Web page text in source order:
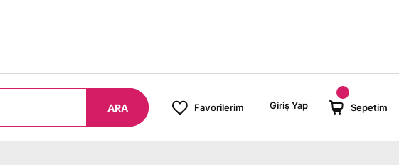
ARA Favorilerim Giriş Yap Sepetim